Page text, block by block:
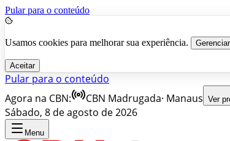
Pular para o conteúdo
Usamos cookies para melhorar sua experiência. Gerenciar
Aceitar
Pular para o conteúdo
Agora na CBN:
CBN Madrugada· Manaus Ver
Sábado, 8 de agosto de 2026
Menu